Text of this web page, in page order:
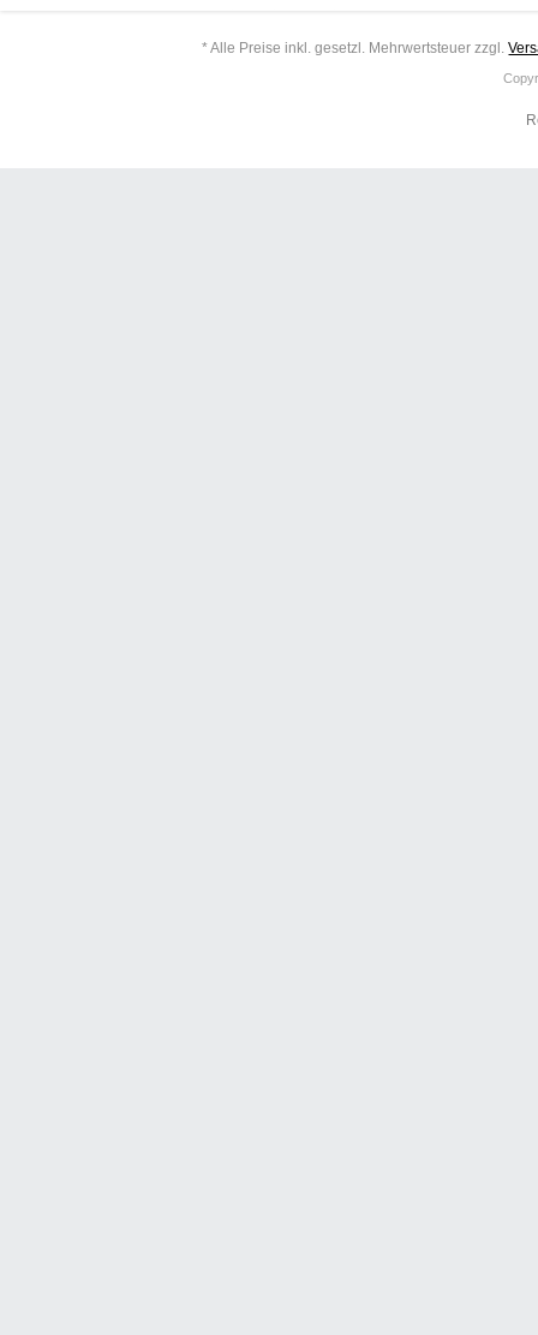
* Alle Preise inkl. gesetzl. Mehrwertsteuer zzgl.